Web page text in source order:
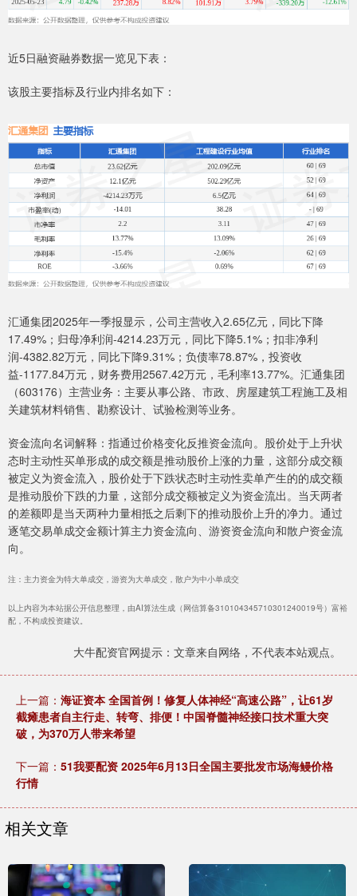
近5日融资融券数据一览见下表：
该股主要指标及行业内排名如下：
汇通集团2025年一季报显示，公司主营收入2.65亿元，同比下降
17.49%；归母净利润-4214.23万元，同比下降5.1%；扣非净利
润-4382.82万元，同比下降9.31%；负债率78.87%，投资收
益-1177.84万元，财务费用2567.42万元，毛利率13.77%。汇通集团
（603176）主营业务：主要从事公路、市政、房屋建筑工程施工及相
关建筑材料销售、勘察设计、试验检测等业务。
资金流向名词解释：指通过价格变化反推资金流向。股价处于上升状
态时主动性买单形成的成交额是推动股价上涨的力量，这部分成交额
被定义为资金流入，股价处于下跌状态时主动性卖单产生的的成交额
是推动股价下跌的力量，这部分成交额被定义为资金流出。当天两者
的差额即是当天两种力量相抵之后剩下的推动股价上升的净力。通过
逐笔交易单成交金额计算主力资金流向、游资资金流向和散户资金流
向。
注：主力资金为特大单成交，游资为大单成交，散户为中小单成交
以上内容为本站据公开信息整理，由AI算法生成（网信算备310104345710301240019号）富裕
配，不构成投资建议。
大牛配资官网提示：文章来自网络，不代表本站观点。
上一篇： 海证资本 全国首例！修复人体神经“高速公路”，让61岁
截瘫患者自主行走、转弯、排便！中国脊髓神经接口技术重大突
破，为370万人带来希望
下一篇： 51我要配资 2025年6月13日全国主要批发市场海鳗价格
行情
相关文章